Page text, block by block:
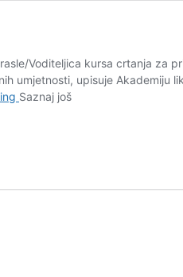
Voditeljica kursa crtanja za
umjetnosti, upisuje
Maja
Saznaj još